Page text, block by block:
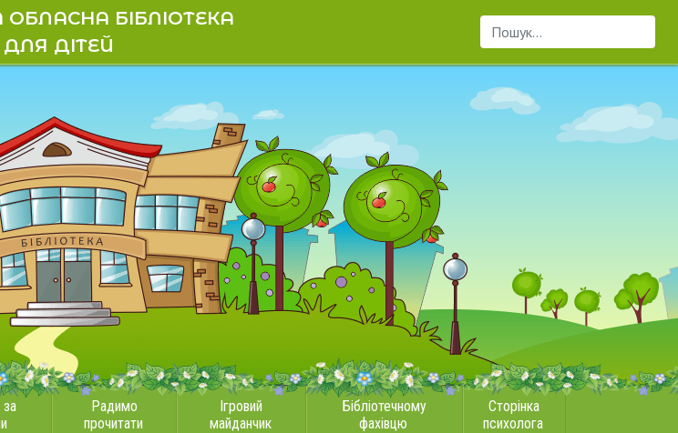
ОБЛАСНА БІБЛІОТЕКА
ДЛЯ ДІТЕЙ
Пошук...
Радимо
прочитати
Ігровий
майданчик
Бібліотечному
фахівцю
Сторінка
психолога